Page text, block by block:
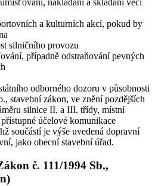
nakládání a skládání věcí
a kulturních akcí, pokud by
silničního provozu
případně odstraňování pevných
odborného dozoru v působnosti
stavební zákon, ve znění pozdějších
silnice II. a III. třídy, místní
účelové komunikace
součástí je výše uvedená dopravní
jako obecní stavební úřad.
č. 111/1994 Sb.,